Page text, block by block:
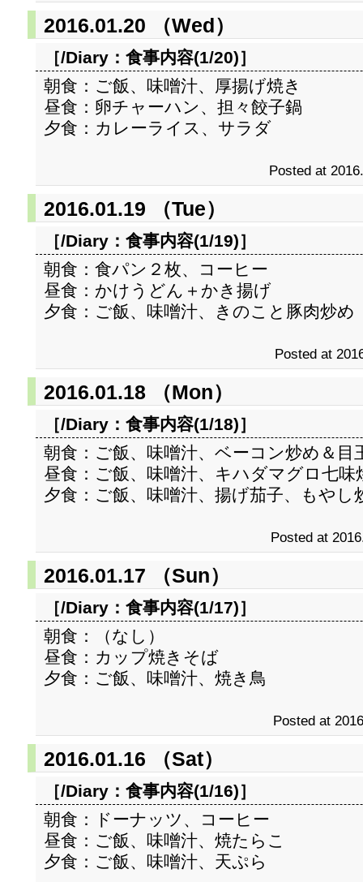
2016.01.20 （Wed）
［/Diary： 食事内容(1/20)］
朝食：ご飯、味噌汁、厚揚げ焼き
昼食：卵チャーハン、担々餃子鍋
夕食：カレーライス、サラダ
Posted at
2016.01.19 （Tue）
［/Diary： 食事内容(1/19)］
朝食：食パン２枚、コーヒー
昼食：かけうどん＋かき揚げ
夕食：ご飯、味噌汁、きのこと豚肉炒め
Posted at
2016.01.18 （Mon）
［/Diary： 食事内容(1/18)］
朝食：ご飯、味噌汁、ベーコン炒め＆目
昼食：ご飯、味噌汁、キハダマグロ七味
夕食：ご飯、味噌汁、揚げ茄子、もやし
Posted at
2016.01.17 （Sun）
［/Diary： 食事内容(1/17)］
朝食：（なし）
昼食：カップ焼きそば
夕食：ご飯、味噌汁、焼き鳥
Posted at
2016.01.16 （Sat）
［/Diary： 食事内容(1/16)］
朝食：ドーナッツ、コーヒー
昼食：ご飯、味噌汁、焼たらこ
夕食：ご飯、味噌汁、天ぷら